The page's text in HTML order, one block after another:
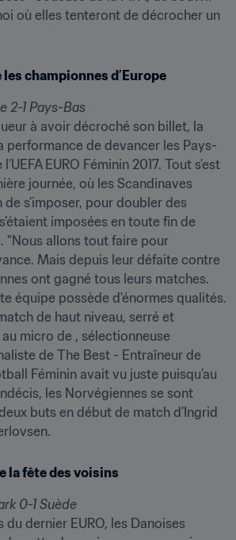
où elles tenteront de décrocher un
les championnes d’Europe
2-1 Pays-Bas
à avoir décroché son billet, la
performance de devancer les Pays-
EURO Féminin 2017. Tout s’est
journée, où les Scandinaves
de s’imposer, pour doubler des
imposées en toute fin de
"Nous allons tout faire pour
Mais depuis leur défaite contre
ont gagné tous leurs matches.
équipe possède d'énormes qualités.
de haut niveau, serré et
micro de , sélectionneuse
de The Best - Entraîneur de
Féminin avait vu juste puisqu’au
les Norvégiennes se sont
buts en début de match d’Ingrid
la fête des voisins
0-1 Suède
du dernier EURO, les Danoises